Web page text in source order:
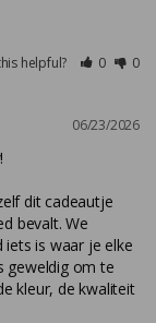
helpful? 0 0
06/23/2026
dit cadeautje
bevalt. We
iets is waar je elke
geweldig om te
kleur, de kwaliteit